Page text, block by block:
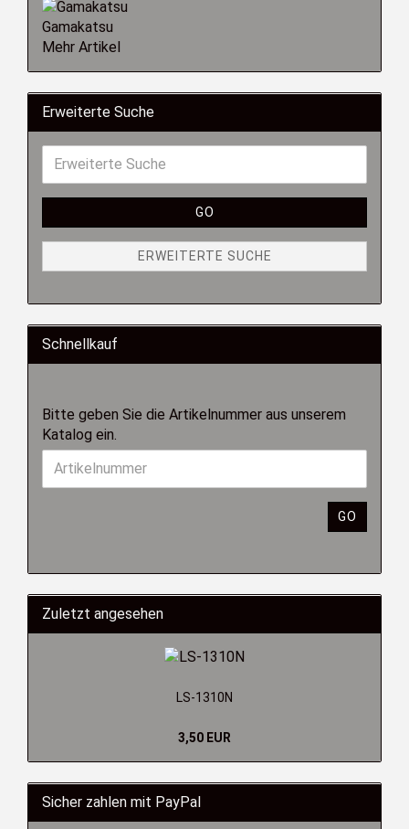
Gamakatsu
Mehr Artikel
Erweiterte Suche
GO
ERWEITERTE SUCHE
Schnellkauf
Bitte geben Sie die Artikelnummer aus unserem
Katalog ein.
GO
Zuletzt angesehen
LS-1310N
3,50 EUR
Sicher zahlen mit PayPal